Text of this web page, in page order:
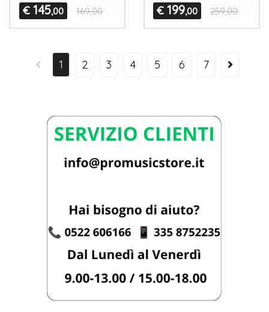
€ 145,00 169,00
€ 199,00 259,00
1 2 3 4 5 6 7